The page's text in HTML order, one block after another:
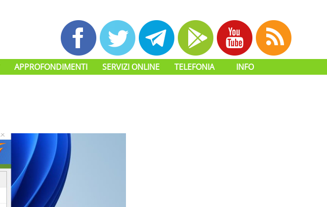
APPROFONDIMENTI SERVIZI ONLINE TELEFONIA INFO